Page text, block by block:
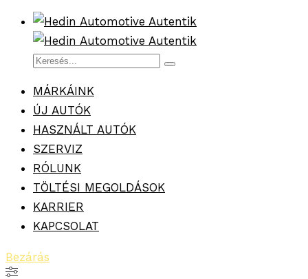
MÁRKÁINK
ÚJ AUTÓK
HASZNÁLT AUTÓK
SZERVIZ
RÓLUNK
TÖLTÉSI MEGOLDÁSOK
KARRIER
KAPCSOLAT
Bezárás